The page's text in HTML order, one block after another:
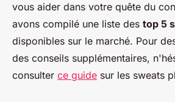
vous aider dans votre quête du
avons compilé une liste des top 5
disponibles sur le marché. Pour
des conseils supplémentaires,
consulter ce guide sur les sweats